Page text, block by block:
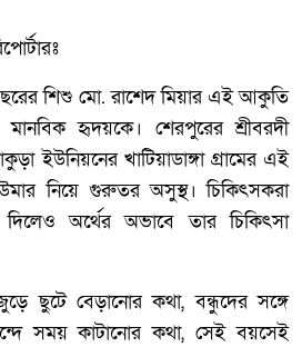
শিশু মো. রাশেদ মিয়ার এই আকুতি
মানবিক হৃদয়কে। শেরপুরের শ্রীবরদী
ইউনিয়নের খাটিয়াডাঙ্গা গ্রামের এই
নিয়ে গুরুতর অসুস্থ। চিকিৎসকরা
দিলেও অর্থের অভাবে তার চিকিৎসা
ছুটে বেড়ানোর কথা, বন্ধুদের সঙ্গে
সময় কাটানোর কথা, সেই বয়সেই